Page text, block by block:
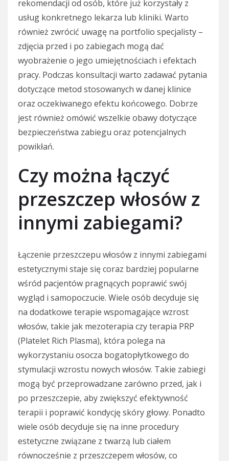
rekomendacji od osób, które już korzystały z
usług konkretnego lekarza lub kliniki. Warto
również zwrócić uwagę na portfolio specjalisty –
zdjęcia przed i po zabiegach mogą dać
wyobrażenie o jego umiejętnościach i efektach
pracy. Podczas konsultacji warto zadawać pytania
dotyczące metod stosowanych w danej klinice
oraz oczekiwanego efektu końcowego. Dobrze
jest również omówić wszelkie obawy dotyczące
bezpieczeństwa zabiegu oraz potencjalnych
powikłań.
Czy można łączyć
przeszczep włosów z
innymi zabiegami?
Łączenie przeszczepu włosów z innymi zabiegami
estetycznymi staje się coraz bardziej popularne
wśród pacjentów pragnących poprawić swój
wygląd i samopoczucie. Wiele osób decyduje się
na dodatkowe terapie wspomagające wzrost
włosów, takie jak mezoterapia czy terapia PRP
(Platelet Rich Plasma), która polega na
wykorzystaniu osocza bogatopłytkowego do
stymulacji wzrostu nowych włosów. Takie zabiegi
mogą być przeprowadzane zarówno przed, jak i
po przeszczepie, aby zwiększyć efektywność
terapii i poprawić kondycję skóry głowy. Ponadto
wiele osób decyduje się na inne procedury
estetyczne związane z twarzą lub ciałem
równocześnie z przeszczepem włosów, co